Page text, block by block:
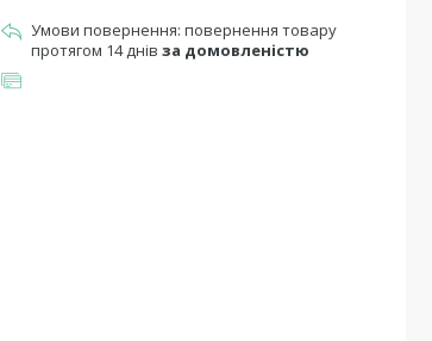
повернення товару
протягом 14 днів за домовленістю